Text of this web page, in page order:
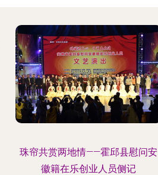
珠帘共赏两地情——霍邱县慰问安
徽籍在乐创业人员侧记